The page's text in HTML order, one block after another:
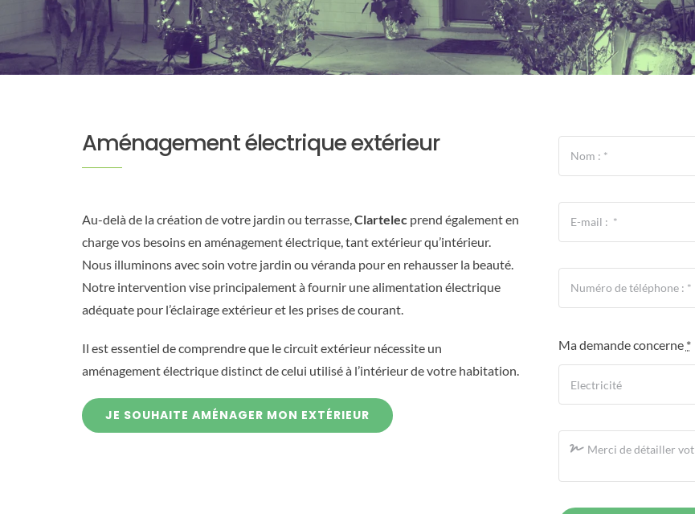
Aménagement électrique extérieur
Au-delà de la création de votre jardin ou terrasse, Clartelec prend également en
charge vos besoins en aménagement électrique, tant extérieur qu’intérieur.
Nous illuminons avec soin votre jardin ou véranda pour en rehausser la beauté.
Notre intervention vise principalement à fournir une alimentation électrique
adéquate pour l’éclairage extérieur et les prises de courant.
Il est essentiel de comprendre que le circuit extérieur nécessite un
aménagement électrique distinct de celui utilisé à l’intérieur de votre habitation.
JE SOUHAITE AMÉNAGER MON EXTÉRIEUR
Ma demande concerne *